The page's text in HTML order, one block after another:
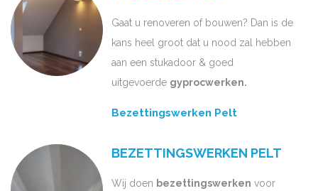
Gaat u renoveren of bouwen? Dan is de
kans heel groot dat u nood zal hebben
aan een stukadoor & goed
uitgevoerde gyprocwerken.
Bezettingswerken Pelt
BEZETTINGSWERKEN PELT
Wij doen bezettingswerken voor